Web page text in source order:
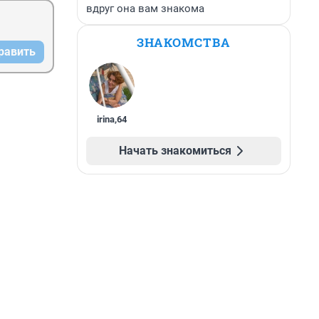
вдруг она вам знакома
ЗНАКОМСТВА
irina,64
Начать знакомиться